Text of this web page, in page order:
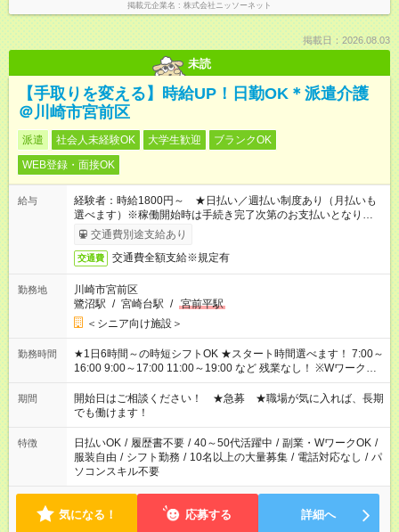
掲載元企業名 株式会社ニッソーネット
掲載日：2026.08.03
未読
【手取りを変える】時給UP！日勤OK＊派遣介護
＠川崎市宮前区
派遣 社会人未経験OK 大学生歓迎
ブランクOK
WEB登録・面接OK
給与
経験者：時給1800円～ ★日払い／週払い制度あり（月払いも
選べます）※稼働開始時は手続き完了次第のお支払いとなりま
す。交通費別途支給あり
交通費 交通費全額支給※規定有
勤務地
川崎市宮前区
鷺沼駅 / 宮崎台駅 / 宮前平駅
＜シニア向け施設＞
勤務時間
★1日6時間～の時短シフトOK ★スタート時間選べます！ 7:00～
16:00 9:00～17:00 11:00～19:00 など 残業なし！ ※Wワークの
場合、他のお仕事と合わせ週40時間超の就業はご案内できませ
ん ※法令に基づき、週20時間以上勤務は社会保険への加入対象
となります ※労働者派遣法（日雇い派遣の原則禁止）により、
短時間・短期間の就業はご案内が難しい場合があります
期間
開始日はご相談ください！ ★急募 ★職場が気に入れば、長期
でも働けます！
特徴 日払いOK / 履歴書不要 / 40～50代活躍中 / 副業・WワークOK /
服装自由 / シフト勤務 / 10名以上の大量募集 / 電話対応なし / パ
ソコンスキル不要
気になる！ 応募する 詳細へ